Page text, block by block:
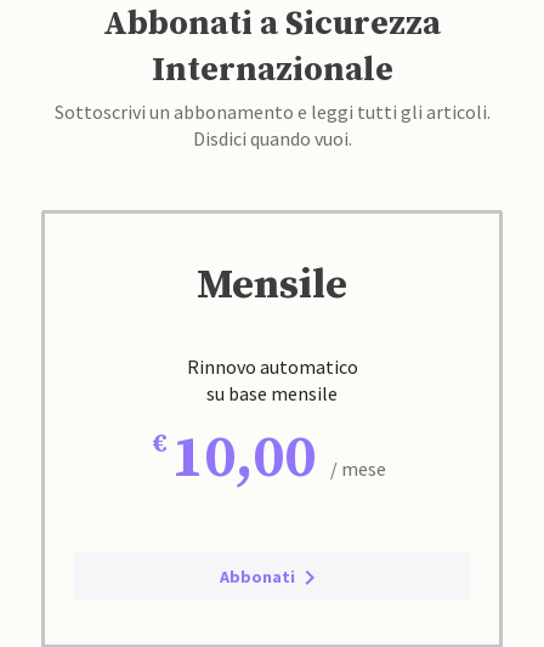
Abbonati a Sicurezza
Internazionale
Sottoscrivi un abbonamento e leggi tutti gli articoli.
Disdici quando vuoi.
Mensile
Rinnovo automatico
su base mensile
10,00 / mese
Abbonati